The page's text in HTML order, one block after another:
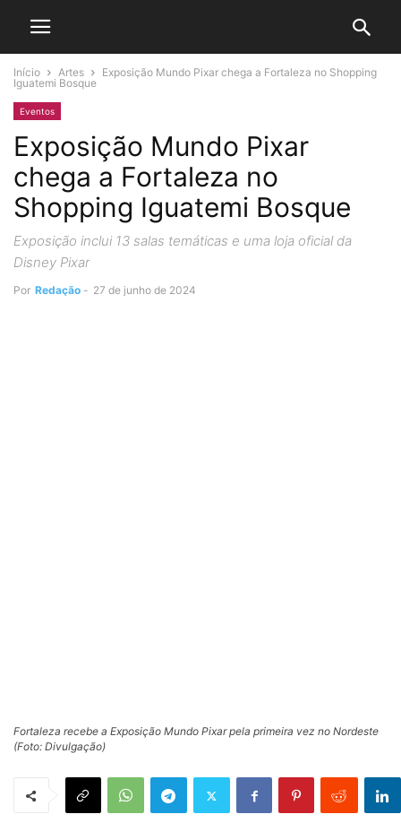
Início Artes
Exposição Mundo Pixar chega a Fortaleza no Shopping
Iguatemi Bosque
Eventos
Exposição Mundo Pixar
chega a Fortaleza no
Shopping Iguatemi Bosque
Exposição inclui 13 salas temáticas e uma loja oficial da
Disney Pixar
Por Redação - 27 de junho de 2024
Fortaleza recebe a Exposição Mundo Pixar pela primeira vez no Nordeste
(Foto: Divulgação)